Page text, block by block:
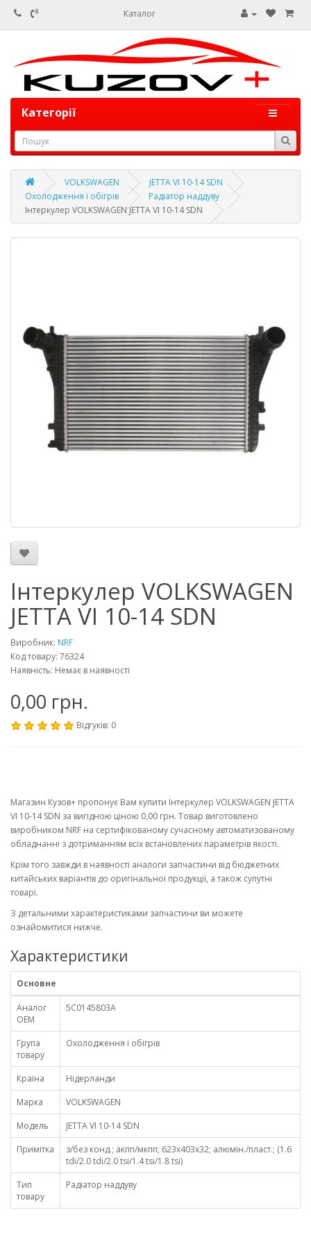
Каталог
Категорії
VOLKSWAGEN
JETTA VI 10-14 SDN
Охолодження і обігрів
Радіатор наддуву
Інтеркулер VOLKSWAGEN JETTA VI 10-14 SDN
Інтеркулер VOLKSWAGEN
JETTA VI 10-14 SDN
Виробник: NRF
Код товару: 76324
Наявність: Немає в наявності
0,00 грн.
Відгуків: 0
Магазин Кузов+ пропонує Вам купити Інтеркулер VOLKSWAGEN JETTA
VI 10-14 SDN за вигідною ціною 0,00 грн. Товар виготовлено
виробником NRF на сертифікованому сучасному автоматизованому
обладнанні з дотриманням всіх встановлених параметрів якості.
Крім того завжди в наявності аналоги запчастини від бюджетних
китайських варіантів до оригінальної продукції, а також супутні
товарі.
З детальними характеристиками запчастини ви можете
ознайомитися нижче.
Характеристики
Основне
Аналог
OEM
5C0145803A
Група
товару
Охолодження і обігрів
Країна
Нідерланди
Марка
VOLKSWAGEN
Модель
JETTA VI 10-14 SDN
Примітка
з/без конд.; акпп/мкпп; 623x403x32; алюмін./пласт.; (1.6
tdi/2.0 tdi/2.0 tsi/1.4 tsi/1.8 tsi)
Тип
товару
Радіатор наддуву